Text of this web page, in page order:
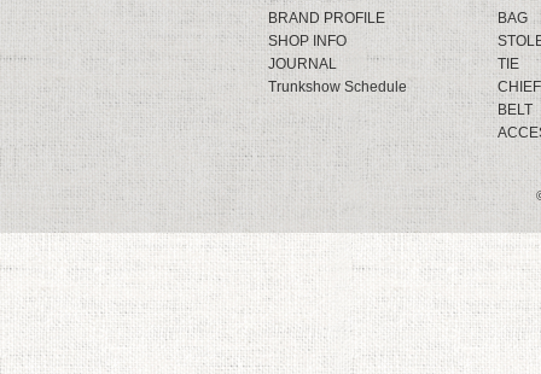
BRAND PROFILE
SHOP INFO
JOURNAL
Trunkshow Schedule
BAG
TIE
CHIEF
BELT